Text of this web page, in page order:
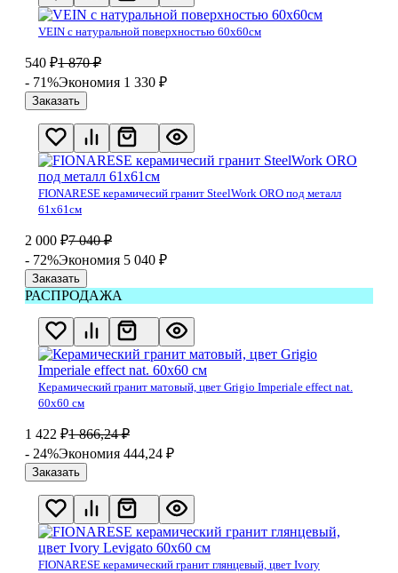
VEIN с натуральной поверхностью 60х60см
540 ₽1 870 ₽
- 71%Экономия 1 330 ₽
Заказать
FIONARESE керамичесий гранит SteelWork ORO под металл
61х61см
2 000 ₽7 040 ₽
- 72%Экономия 5 040 ₽
Заказать
РАСПРОДАЖА
Керамический гранит матовый, цвет Grigio Imperiale effect nat.
60х60 см
1 422 ₽1 866,24 ₽
- 24%Экономия 444,24 ₽
Заказать
FIONARESE керамический гранит глянцевый, цвет Ivory